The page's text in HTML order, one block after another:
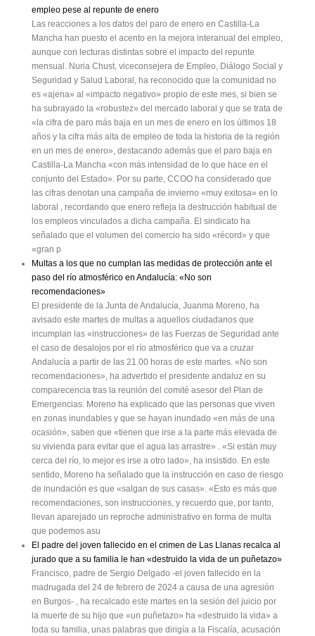
empleo pese al repunte de enero
Las reacciones a los datos del paro de enero en Castilla-La
Mancha han puesto el acento en la mejora interanual del empleo,
aunque con lecturas distintas sobre el impacto del repunte
mensual. Nuria Chust, viceconsejera de Empleo, Diálogo Social y
Seguridad y Salud Laboral, ha reconocido que la comunidad no
es «ajena» al «impacto negativo» propio de este mes, si bien se
ha subrayado la «robustez» del mercado laboral y que se trata de
«la cifra de paro más baja en un mes de enero en los últimos 18
años y la cifra más alta de empleo de toda la historia de la región
en un mes de enero», destacando además que el paro baja en
Castilla-La Mancha «con más intensidad de lo que hace en el
conjunto del Estado». Por su parte, CCOO ha considerado que
las cifras denotan una campaña de invierno «muy exitosa» en lo
laboral , recordando que enero refleja la destrucción habitual de
los empleos vinculados a dicha campaña. El sindicato ha
señalado que el volumen del comercio ha sido «récord» y que
«gran p
Multas a los que no cumplan las medidas de protección ante el
paso del río atmosférico en Andalucía: «No son
recomendaciones»
El presidente de la Junta de Andalucía, Juanma Moreno, ha
avisado este martes de multas a aquellos ciudadanos que
incumplan las «instrucciones» de las Fuerzas de Seguridad ante
el caso de desalojos por el río atmosférico que va a cruzar
Andalucía a partir de las 21.00 horas de este martes. «No son
recomendaciones», ha advertido el presidente andaluz en su
comparecencia tras la reunión del comité asesor del Plan de
Emergencias. Moreno ha explicado que las personas que viven
en zonas inundables y que se hayan inundado «en más de una
ocasión», saben que «tienen que irse a la parte más elevada de
su vivienda para evitar que el agua las arrastre» . «Si están muy
cerca del río, lo mejor es irse a otro lado», ha insistido. En este
sentido, Moreno ha señalado que la instrucción en caso de riesgo
de inundación es que «salgan de sus casas». «Esto es más que
recomendaciones, son instrucciones, y recuerdo que, por tanto,
llevan aparejado un reproche administrativo en forma de multa
que podemos asu
El padre del joven fallecido en el crimen de Las Llanas recalca al
jurado que a su familia le han «destruido la vida de un puñetazo»
Francisco, padre de Sergio Delgado -el joven fallecido en la
madrugada del 24 de febrero de 2024 a causa de una agresión
en Burgos- , ha recalcado este martes en la sesión del juicio por
la muerte de su hijo que «un puñetazo» ha «destruido la vida» a
toda su familia, unas palabras que dirigía a la Fiscalía, acusación